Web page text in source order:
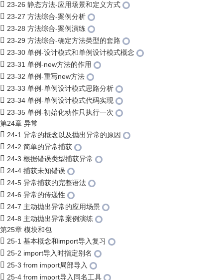
23-26 静态方法-应用场景和定义方式
23-27 方法综合-案例分析
23-28 方法综合-案例演练
23-29 方法综合-确定方法类型的套路
23-30 单例-设计模式和单例设计模式概念
23-31 单例-new方法的作用
23-32 单例-重写new方法
23-33 单例-单例设计模式思路分析
23-34 单例-单例设计模式代码实现
23-35 单例-初始化动作只执行一次
第24章 异常
24-1 异常的概念以及抛出异常的原因
24-2 简单的异常捕获
24-3 根据错误类型捕获异常
24-4 捕获未知错误
24-5 异常捕获的完整语法
24-6 异常的传递性
24-7 主动抛出异常的应用场景
24-8 主动抛出异常案例演练
第25章 模块和包
25-1 基本概念和import导入复习
25-2 import导入时指定别名
25-3 from import局部导入
25-4 from import导入同名工具